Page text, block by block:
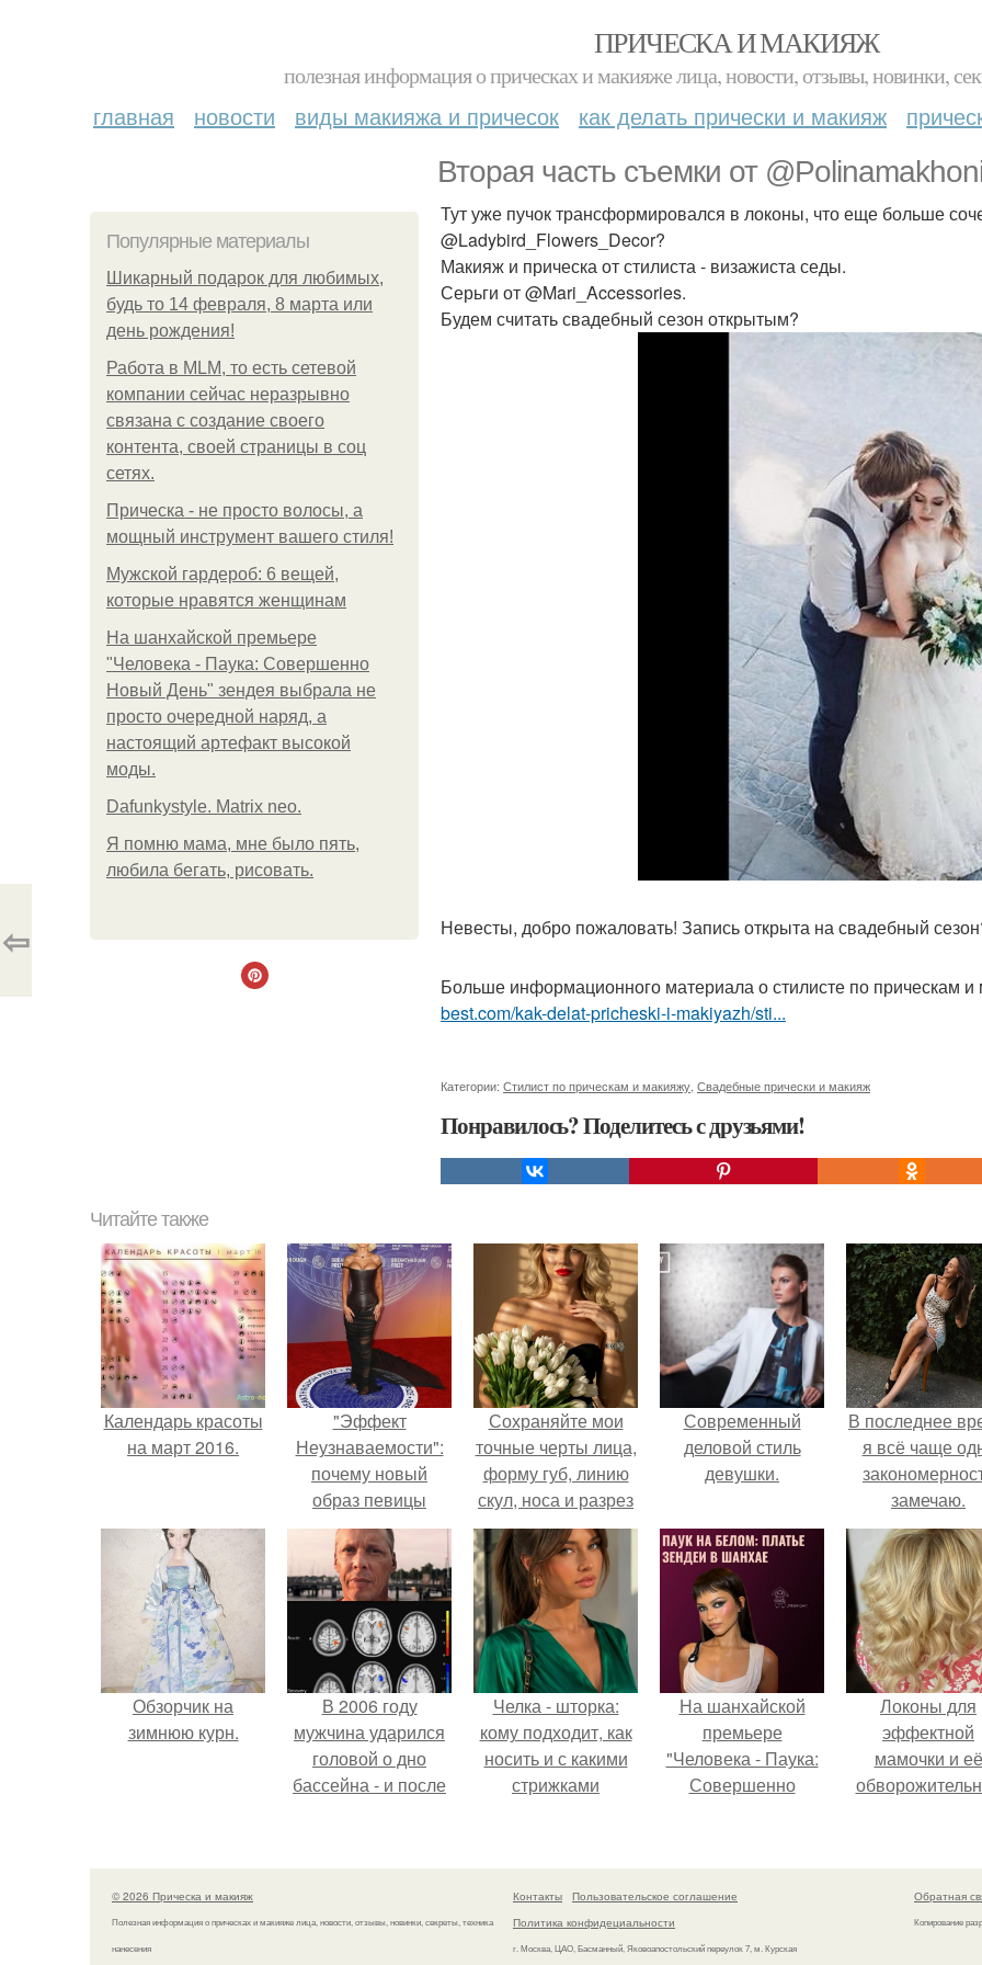
ПРИЧЕСКА И МАКИЯЖ
полезная информация о прическах и макияже лица, новости, отзывы, новинки,
главная новости виды макияжа и причесок как делать прически и макияж
Вторая часть съемки от
Популярные материалы
Шикарный подарок для любимых,
будь то 14 февраля, 8 марта или
день рождения!
Работа в MLM, то есть сетевой
компании сейчас неразрывно
связана с создание своего
контента, своей страницы в соц
сетях.
Прическа - не просто волосы, а
мощный инструмент вашего стиля!
Мужской гардероб: 6 вещей,
которые нравятся женщинам
На шанхайской премьере
"Человека - Паука: Совершенно
Новый День" зендея выбрала не
просто очередной наряд, а
настоящий артефакт высокой
моды.
Dafunkystyle. Matrix neo.
Я помню мама, мне было пять,
любила бегать, рисовать.
Тут уже пучок трансформировался в локоны, что еще больше
@Ladybird_Flowers_Decor?
Макияж и прическа от стилиста - визажиста седы.
Серьги от @Mari_Accessories.
Будем считать свадебный сезон открытым?
Невесты, добро пожаловать! Запись открыта на свадебный
Больше информационного материала о стилисте по прическам
best.com/kak-delat-pricheski-i-makiyazh/sti...
Категории: Стилист по прическам и макияжу Свадебные прически и макияж
Понравилось? Поделитесь с друзьями!
⇦
Читайте также
Календарь красоты
на март 2016.
"Эффект
Неузнаваемости":
почему новый
образ певицы
вызвал споры о
гранях
возможного?
Сохраняйте мои
точные черты лица,
форму губ, линию
скул, носа и разрез
глаз.
Современный
деловой стиль
девушки.
В последнее
я всё чаще
замечаю.
Обзорчик на
зимнюю курн.
В 2006 году
мужчина ударился
головой о дно
бассейна - и после
странным образом.
Челка - шторка:
кому подходит, как
носить и с какими
стрижками
На шанхайской
премьере
"Человека - Паука:
Совершенно
просто очередной
наряд, а настоящий
артефакт высокой
моды.
Локоны для
эффектной
мамочки и её
© 2026 Прическа и макияж
Полезная информация о прическах и макияже лица, новости, отзывы, новинки, секреты, техника
нанесения
Контакты
Пользовательское соглашение
Политика конфидециальности
г. Москва, ЦАО, Басманный, Яковоапостольский переулок 7, м. Курская
Обратная
Копирование